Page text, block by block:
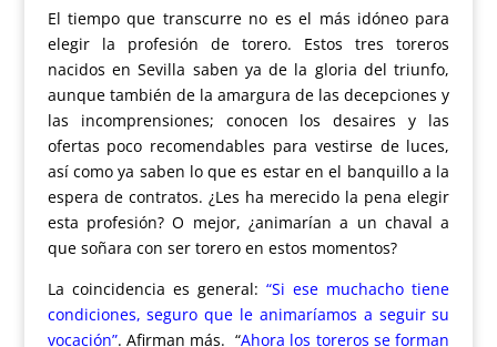
El tiempo que transcurre no es el más idóneo para
elegir la profesión de torero. Estos tres toreros
nacidos en Sevilla saben ya de la gloria del triunfo,
aunque también de la amargura de las decepciones y
las incomprensiones; conocen los desaires y las
ofertas poco recomendables para vestirse de luces,
así como ya saben lo que es estar en el banquillo a la
espera de contratos. ¿Les ha merecido la pena elegir
esta profesión? O mejor, ¿animarían a un chaval a
que soñara con ser torero en estos momentos?
La coincidencia es general:“Si ese muchacho tiene
condiciones, seguro que le animaríamos a seguir su
vocación”. Afirman más. “Ahora los toreros se forman